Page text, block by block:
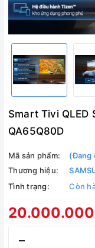
Smart Tivi QLED
QA65Q80D
Mã sản phẩm:
(Đang
Thương hiệu:
Tình trạng:
Còn
–